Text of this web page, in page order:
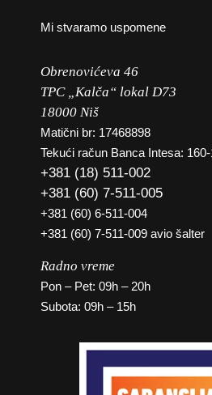
Mi stvaramo uspomene
Obrenovićeva 46
TPC „Kalča“ lokal D73
18000 Niš
Matični br: 17468898
Tekući račun Banca Intesa:
+381 (18) 511-002
+381 (60) 7-511-005
+381 (60) 6-511-004
+381 (60) 7-511-009 avio šalter
Radno vreme
Pon – Pet: 09h – 20h
Subota: 09h – 15h